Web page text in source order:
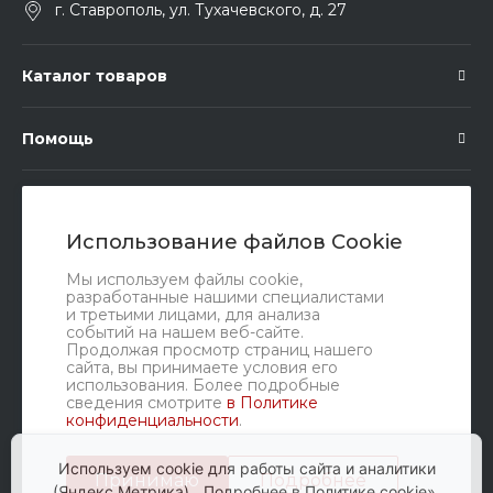
Использование файлов Cookie
Мы используем файлы cookie,
разработанные нашими специалистами
и третьими лицами, для анализа
событий на нашем веб-сайте.
Продолжая просмотр страниц нашего
сайта, вы принимаете условия его
использования. Более подробные
сведения смотрите в Политике
конфиденциальности.
Принимаю Подробнее
г. Ставрополь, ул. Тухачевского, д. 27
Каталог товаров
Помощь
Мы в соц. сетях
Используем cookie для работы сайта и аналитики